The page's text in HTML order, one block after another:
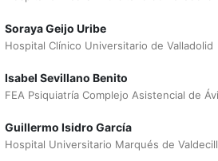
Soraya Geijo Uribe
Hospital Clínico Universitario de Valladolid
Isabel Sevillano Benito
FEA Psiquiatría Complejo Asistencial de
Guillermo Isidro García
Hospital Universitario Marqués de